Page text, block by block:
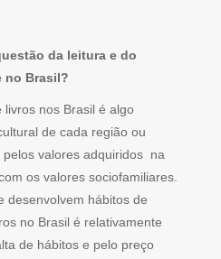
da leitura e do
no Brasil?
livros nos Brasil é algo
de cada região ou
pelos valores adquiridos na
os valores sociofamiliares.
desenvolvem hábitos de
no Brasil é relativamente
de hábitos e pelo preço